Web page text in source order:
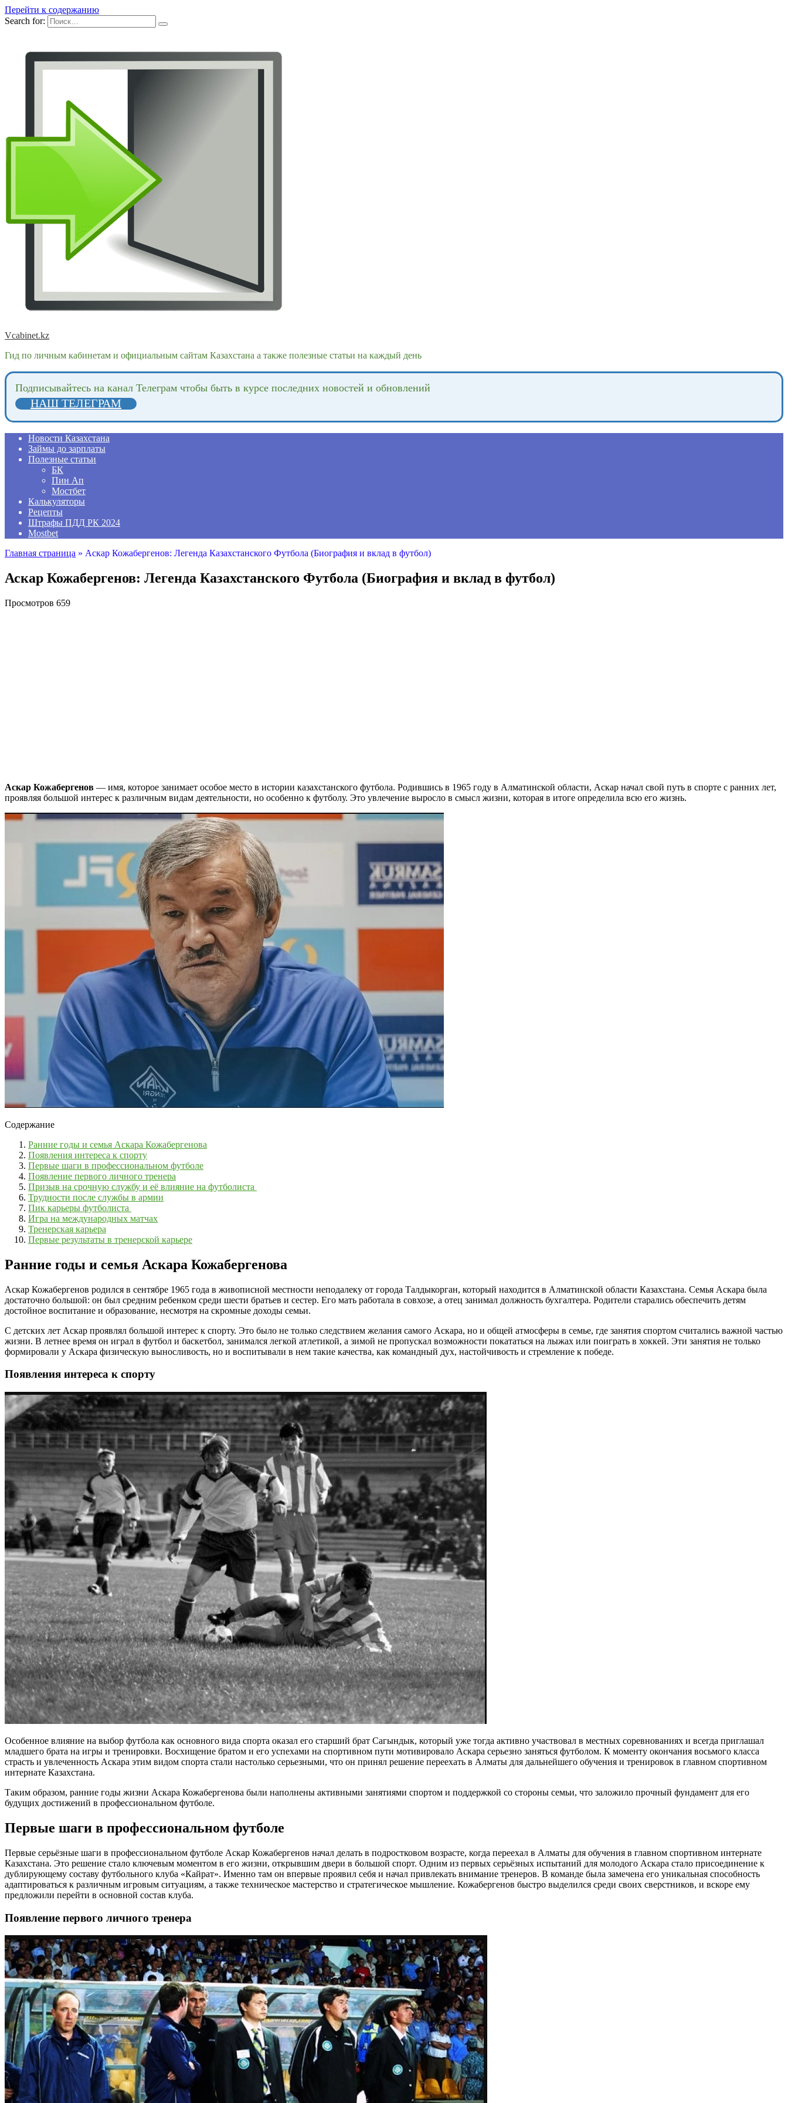
Перейти к содержанию
Search for:
Vcabinet.kz
Гид по личным кабинетам и официальным сайтам Казахстана а также полезные статьи на каждый день
Подпиcывайтесь на канал Телеграм чтобы быть в курсе последних новостей и обновлений
НАШ ТЕЛЕГРАМ
Новости Казахстана
Займы до зарплаты
Полезные статьи
БК
Пин Ап
Мостбет
Калькуляторы
Рецепты
Штрафы ПДД РК 2024
Mostbet
Главная страница » Аскар Кожабергенов: Легенда Казахстанского Футбола (Биография и вклад в футбол)
Аскар Кожабергенов: Легенда Казахстанского Футбола (Биография и вклад в футбол)
Просмотров 659
Аскар Кожабергенов — имя, которое занимает особое место в истории казахстанского футбола. Родившись в 1965 году в Алматинской области, Аскар начал свой путь в спорте с ранних лет,
проявляя большой интерес к различным видам деятельности, но особенно к футболу. Это увлечение выросло в смысл жизни, которая в итоге определила всю его жизнь.
Содержание
Ранние годы и семья Аскара Кожабергенова
Появления интереса к спорту
Первые шаги в профессиональном футболе
Появление первого личного тренера
Призыв на срочную службу и её влияние на футболиста
Трудности после службы в армии
Пик карьеры футболиста
Игра на международных матчах
Тренерская карьера
Первые результаты в тренерской карьере
Ранние годы и семья Аскара Кожабергенова
Аскар Кожабергенов родился в сентябре 1965 года в живописной местности неподалеку от города Талдыкорган, который находится в Алматинской области Казахстана. Семья Аскара была
достаточно большой: он был средним ребенком среди шести братьев и сестер. Его мать работала в совхозе, а отец занимал должность бухгалтера. Родители старались обеспечить детям
достойное воспитание и образование, несмотря на скромные доходы семьи.
С детских лет Аскар проявлял большой интерес к спорту. Это было не только следствием желания самого Аскара, но и общей атмосферы в семье, где занятия спортом считались важной частью
жизни. В летнее время он играл в футбол и баскетбол, занимался легкой атлетикой, а зимой не пропускал возможности покататься на лыжах или поиграть в хоккей. Эти занятия не только
формировали у Аскара физическую выносливость, но и воспитывали в нем такие качества, как командный дух, настойчивость и стремление к победе.
Появления интереса к спорту
Особенное влияние на выбор футбола как основного вида спорта оказал его старший брат Сагындык, который уже тогда активно участвовал в местных соревнованиях и всегда приглашал
младшего брата на игры и тренировки. Восхищение братом и его успехами на спортивном пути мотивировало Аскара серьезно заняться футболом. К моменту окончания восьмого класса
страсть и увлеченность Аскара этим видом спорта стали настолько серьезными, что он принял решение переехать в Алматы для дальнейшего обучения и тренировок в главном спортивном
интернате Казахстана.
Таким образом, ранние годы жизни Аскара Кожабергенова были наполнены активными занятиями спортом и поддержкой со стороны семьи, что заложило прочный фундамент для его
будущих достижений в профессиональном футболе.
Первые шаги в профессиональном футболе
Первые серьёзные шаги в профессиональном футболе Аскар Кожабергенов начал делать в подростковом возрасте, когда переехал в Алматы для обучения в главном спортивном интернате
Казахстана. Это решение стало ключевым моментом в его жизни, открывшим двери в большой спорт. Одним из первых серьёзных испытаний для молодого Аскара стало присоединение к
дублирующему составу футбольного клуба «Кайрат». Именно там он впервые проявил себя и начал привлекать внимание тренеров. В команде была замечена его уникальная способность
адаптироваться к различным игровым ситуациям, а также техническое мастерство и стратегическое мышление. Кожабергенов быстро выделился среди своих сверстников, и вскоре ему
предложили перейти в основной состав клуба.
Появление первого личного тренера